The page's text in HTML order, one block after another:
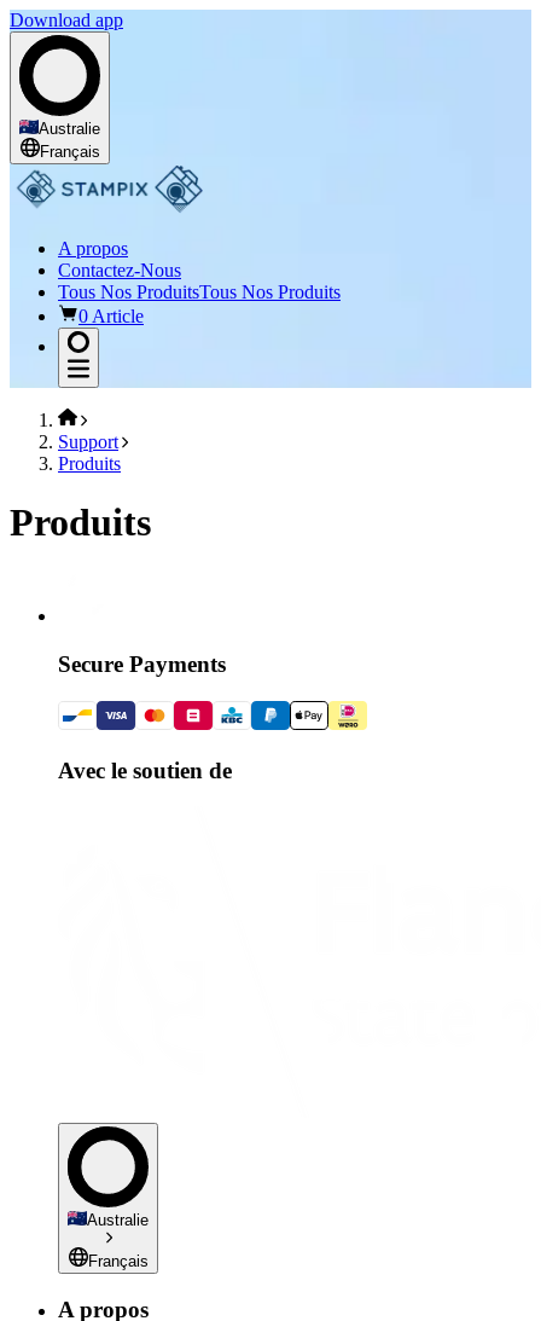
Download app
Australie
Français
A propos
Contactez-Nous
Tous Nos ProduitsTous Nos Produits
0 Article
Support
Produits
Produits
Secure Payments
Avec le soutien de
Australie
Français
A propos